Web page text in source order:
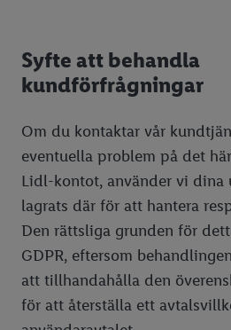
Syfte att behandla
kundförfrågningar
Om du kontaktar vår
eventuella problem på det
Lidl-kontot, använder vi dina
lagrats där för att hantera
Den rättsliga grunden för
GDPR, eftersom
att tillhandahålla den
för att återställa ett